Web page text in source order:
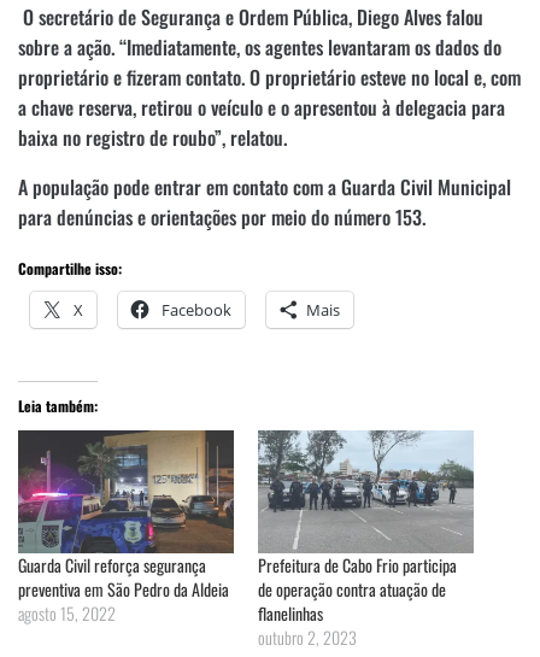
O secretário de Segurança e Ordem Pública, Diego Alves falou
sobre a ação. “Imediatamente, os agentes levantaram os dados do
proprietário e fizeram contato. O proprietário esteve no local e, com
a chave reserva, retirou o veículo e o apresentou à delegacia para
baixa no registro de roubo”, relatou.
A população pode entrar em contato com a Guarda Civil Municipal
para denúncias e orientações por meio do número 153.
Compartilhe isso:
X Facebook Mais
Leia também:
Guarda Civil reforça segurança
preventiva em São Pedro da Aldeia
agosto 15, 2022
Prefeitura de Cabo Frio participa
de operação contra atuação de
flanelinhas
outubro 2, 2023